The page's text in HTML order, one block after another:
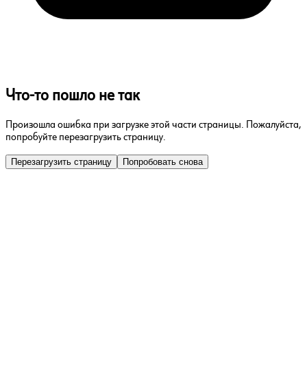
Что-то пошло не так
Произошла ошибка при загрузке этой части страницы. Пожалуйста,
попробуйте перезагрузить страницу.
Перезагрузить страницу Попробовать снова